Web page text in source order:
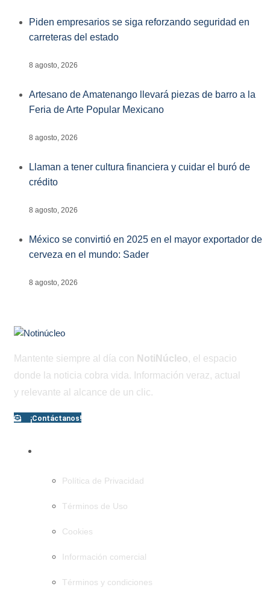
Piden empresarios se siga reforzando seguridad en
carreteras del estado
8 agosto, 2026
Artesano de Amatenango llevará piezas de barro a la
Feria de Arte Popular Mexicano
8 agosto, 2026
Llaman a tener cultura financiera y cuidar el buró de
crédito
8 agosto, 2026
México se convirtió en 2025 en el mayor exportador de
cerveza en el mundo: Sader
8 agosto, 2026
Mantente siempre al día con NotiNúcleo, el espacio
donde la noticia cobra vida. Información veraz, actual
y relevante al alcance de un clic.
¡Contáctanos!
Política de Privacidad
Términos de Uso
Cookies
Información comercial
Términos y condiciones